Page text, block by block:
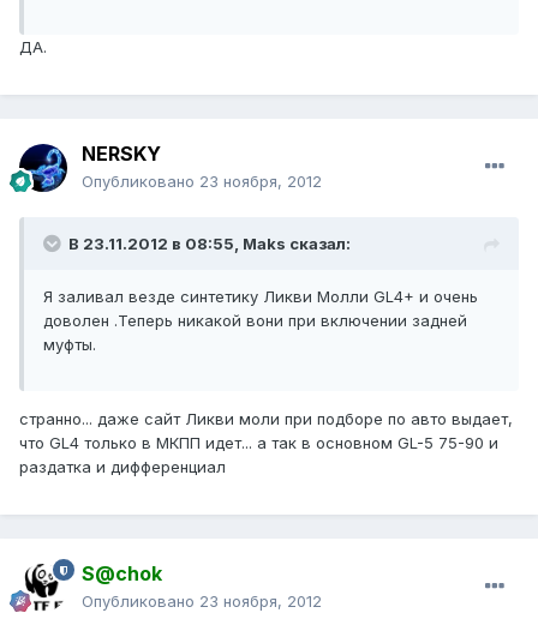
ДА.
NERSKY
Опубликовано 23 ноября, 2012
В 23.11.2012 в 08:55, Maks сказал:
Я заливал везде синтетику Ликви Молли GL4+ и очень
доволен .Теперь никакой вони при включении задней
муфты.
странно... даже сайт Ликви моли при подборе по авто выдает,
что GL4 только в МКПП идет... а так в основном GL-5 75-90 и
раздатка и дифференциал
S@chok
Опубликовано 23 ноября, 2012